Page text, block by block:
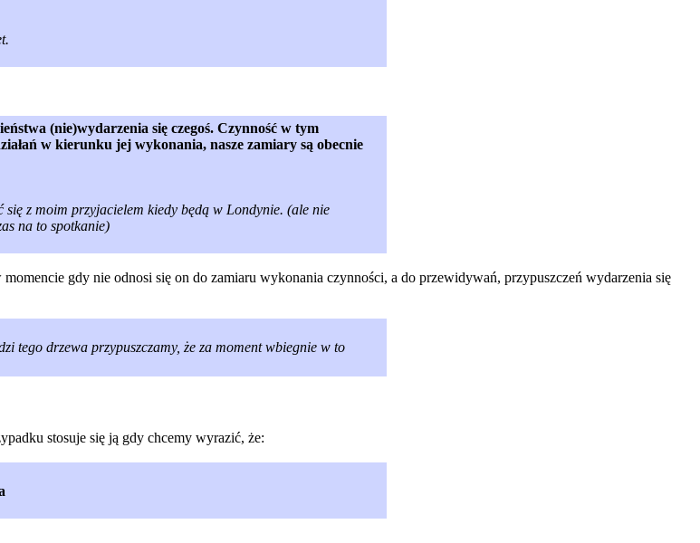
(nie)wydarzenia się czegoś. Czynność w tym
w kierunku jej wykonania, nasze zamiary są obecnie
z moim przyjacielem kiedy będą w Londynie. (ale nie
na to spotkanie)
momencie gdy nie odnosi się on do zamiaru wykonania czynności, a do przewidywań, przypuszczeń wydarzenia się
tego drzewa przypuszczamy, że za moment wbiegnie w to
stosuje się ją gdy chcemy wyrazić, że: